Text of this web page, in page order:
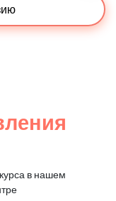
в нашем